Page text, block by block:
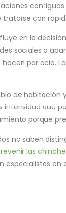
con
en la
sociales o
por ocio.
de habitación
que
porque
no saben
las
especialistas